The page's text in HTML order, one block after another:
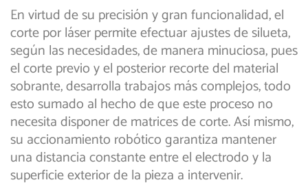
En virtud de su precisión y gran funcionalidad, el
corte por láser permite efectuar ajustes de silueta,
según las necesidades, de manera minuciosa, pues
el corte previo y el posterior recorte del material
sobrante, desarrolla trabajos más complejos, todo
esto sumado al hecho de que este proceso no
necesita disponer de matrices de corte. Así mismo,
su accionamiento robótico garantiza mantener
una distancia constante entre el electrodo y la
superficie exterior de la pieza a intervenir.